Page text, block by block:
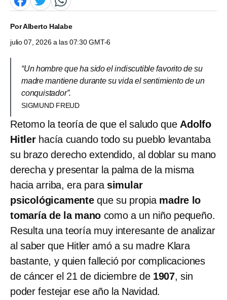
PorAlberto Halabe
julio 07, 2026 a las 07:30 GMT-6
“Un hombre que ha sido el indiscutible favorito de su
madre mantiene durante su vida el sentimiento de un
conquistador”.
SIGMUND FREUD
Retomo la teoría de que el saludo que Adolfo
Hitlerhacía cuando todo su pueblo levantaba
su brazo derecho extendido, al doblar su mano
derecha y presentar la palma de la misma
hacia arriba, era para simular
psicológicamenteque su propia madre lo
tomaría de la mano como a un niño pequeño.
Resulta una teoría muy interesante de analizar
al saber que Hitler amó a su madre Klara
bastante, y quien falleció por complicaciones
de cáncer el 21 de diciembre de 1907, sin
poder festejar ese año la Navidad.